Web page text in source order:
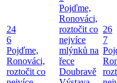
24
6
Pojďme,
Ronováci,
roztočit co
Pojďme,
Ronováci,
roztočit co
nejvíce
mlýnků na
řece
Doubravě
26
7